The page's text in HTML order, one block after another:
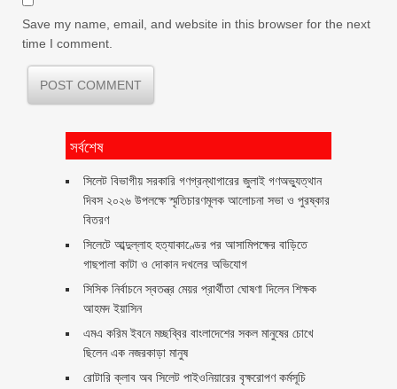
Save my name, email, and website in this browser for the next
time I comment.
সর্বশেষ
সিলেট বিভাগীয় সরকারি গণগ্রন্থাগারের জুলাই গণঅভ্যুত্থান
দিবস ২০২৬ উপলক্ষে স্মৃতিচারণমূলক আলোচনা সভা ও পুরষ্কার
বিতরণ ‎ ‎
সিলেটে আব্দুল্লাহ হত্যাকাণ্ডের পর আসামিপক্ষের বাড়িতে
গাছপালা কাটা ও দোকান দখলের অভিযোগ
সিসিক নির্বাচনে স্বতন্ত্র মেয়র প্রার্থীতা ঘোষণা দিলেন শিক্ষক
আহমদ ইয়াসিন
এমএ করিম ইবনে মচ্ছব্বির বাংলাদেশের সকল মানুষের চোখে
ছিলেন এক নজরকাড়া মানুষ ‎
রোটারি ক্লাব অব সিলেট পাইওনিয়ারের বৃক্ষরোপণ কর্মসূচি